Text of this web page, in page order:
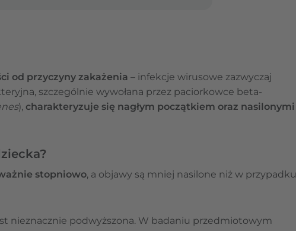
od przyczyny zakażenia – infekcje wirusowe zazwyczaj
szczególnie wywołana przez paciorkowce beta-
), charakteryzuje się nagłym początkiem oraz nasilonymi
stopniowo, a objawy są mniej nasilone niż w przypadku
nieznacznie podwyższona. W badaniu przedmiotowym